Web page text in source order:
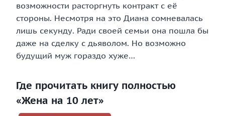
возможности расторгнуть контракт с её
стороны. Несмотря на это Диана сомневалась
лишь секунду. Ради своей семьи она пошла бы
даже на сделку с дьяволом. Но возможно
будущий муж гораздо хуже…
Где прочитать книгу полностью
«Жена на 10 лет»